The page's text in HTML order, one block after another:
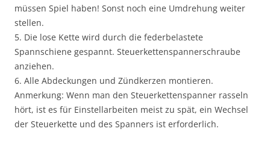
müssen Spiel haben! Sonst noch eine Umdrehung weiter
stellen.
5. Die lose Kette wird durch die federbelastete
Spannschiene gespannt. Steuerkettenspannerschraube
anziehen.
6. Alle Abdeckungen und Zündkerzen montieren.
Anmerkung: Wenn man den Steuerkettenspanner rasseln
hört, ist es für Einstellarbeiten meist zu spät, ein Wechsel
der Steuerkette und des Spanners ist erforderlich.